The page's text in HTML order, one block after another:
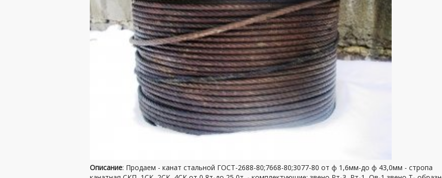
Описание: Продаем - канат стальной ГОСТ-2688-80;7668-80;3077-80 от ф 1,6мм-до ф 43,0мм - стропа